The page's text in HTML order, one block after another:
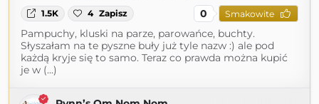
1.5K 4 Zapisz 0 Smakowite
Pampuchy, kluski na parze, parowańce, buchty.
Słyszałam na te pyszne buły już tyle nazw :) ale pod
każdą kryje się to samo. Teraz co prawda można kupić
je w (...)